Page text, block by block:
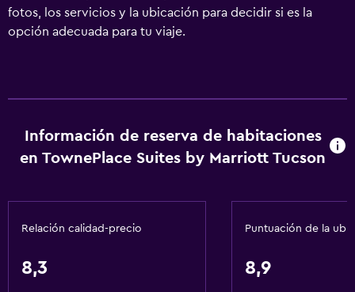
fotos, los servicios y la ubicación para decidir si es la
opción adecuada para tu viaje.
Información de reserva de habitaciones
en TownePlace Suites by Marriott Tucson
Relación calidad-precio
8,3
Puntuación de la
8,9